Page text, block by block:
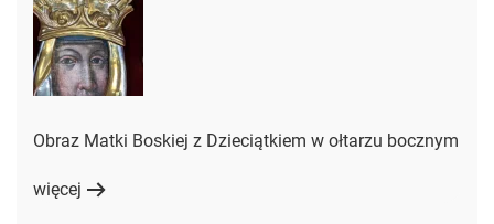
Obraz Matki Boskiej z Dzieciątkiem w ołtarzu bocznym
więcej